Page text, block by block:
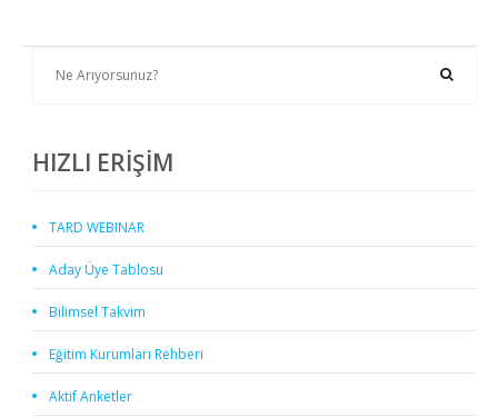
HIZLI ERİŞİM
TARD WEBINAR
Aday Üye Tablosu
Bilimsel Takvim
Eğitim Kurumları Rehberi
Aktif Anketler